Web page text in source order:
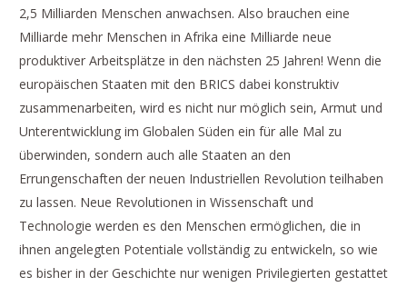
2,5 Milliarden Menschen anwachsen. Also brauchen eine
Milliarde mehr Menschen in Afrika eine Milliarde neue
produktiver Arbeitsplätze in den nächsten 25 Jahren! Wenn die
europäischen Staaten mit den BRICS dabei konstruktiv
zusammenarbeiten, wird es nicht nur möglich sein, Armut und
Unterentwicklung im Globalen Süden ein für alle Mal zu
überwinden, sondern auch alle Staaten an den
Errungenschaften der neuen Industriellen Revolution teilhaben
zu lassen. Neue Revolutionen in Wissenschaft und
Technologie werden es den Menschen ermöglichen, die in
ihnen angelegten Potentiale vollständig zu entwickeln, so wie
es bisher in der Geschichte nur wenigen Privilegierten gestattet